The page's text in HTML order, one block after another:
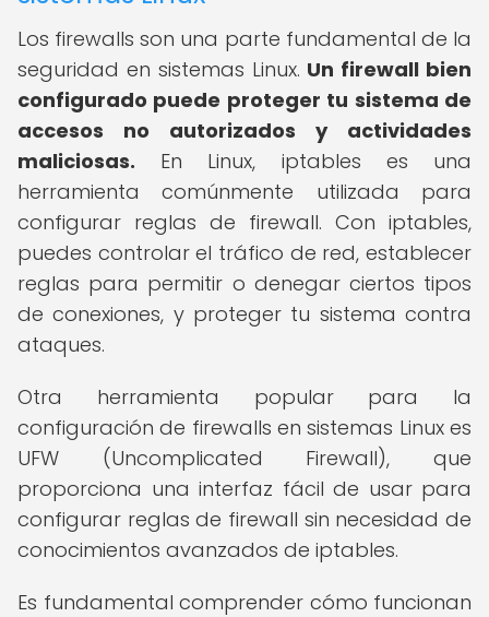
Los firewalls son una parte fundamental de la
seguridad en sistemas Linux. Un firewall bien
configurado puede proteger tu sistema de
accesos no autorizados y actividades
maliciosas. En Linux, iptables es una
herramienta comúnmente utilizada para
configurar reglas de firewall. Con iptables,
puedes controlar el tráfico de red, establecer
reglas para permitir o denegar ciertos tipos
de conexiones, y proteger tu sistema contra
ataques.
Otra herramienta popular para la
configuración de firewalls en sistemas Linux es
UFW (Uncomplicated Firewall), que
proporciona una interfaz fácil de usar para
configurar reglas de firewall sin necesidad de
conocimientos avanzados de iptables.
Es fundamental comprender cómo funcionan